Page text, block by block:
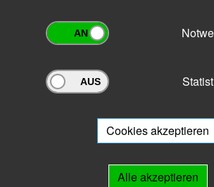
Archivportal Thüringen
Ihnen beratend zur Seite.Cookies akzeptieren
Alle akzeptieren